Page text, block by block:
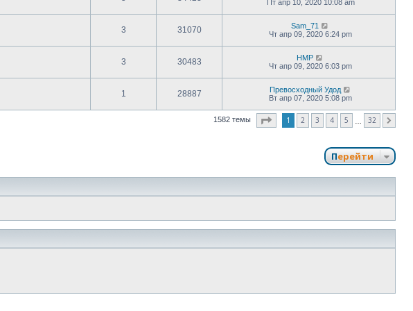
Пт апр 10, 2020 10:08 am
3 31070
Sam_71
Чт апр 09, 2020 6:24 pm
3 30483
HMP
Чт апр 09, 2020 6:03 pm
1 28887
Превосходный Удод
Вт апр 07, 2020 5:08 pm
1582 темы Страница из32
1 2 3 4 5 32
Перейти